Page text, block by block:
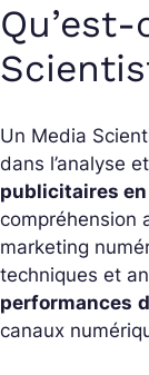
Un Media
dans l’analyse
publicitaires
compréhension
marketing
techniques et
performances
canaux